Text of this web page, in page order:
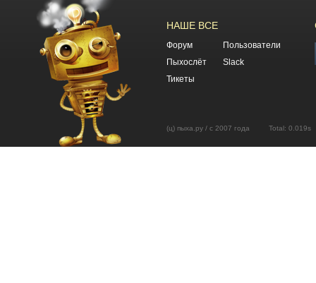
НАШЕ ВСЕ
Форум
Пользователи
Пыхослёт
Slack
Тикеты
(ц) пыха.ру / с 2007 года Total: